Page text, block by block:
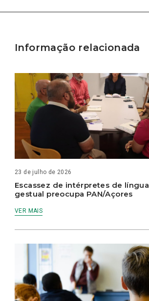
Informação relacionada
23 de julho de 2026
Escassez de intérpretes de língua
gestual preocupa PAN/Açores
VER MAIS